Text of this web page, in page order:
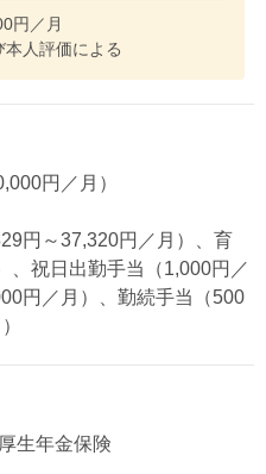
円／月
人評価による
円／月）
円～37,320円／月）、育
、祝日出勤手当（1,000円／
円／月）、勤続手当（500
生年金保険